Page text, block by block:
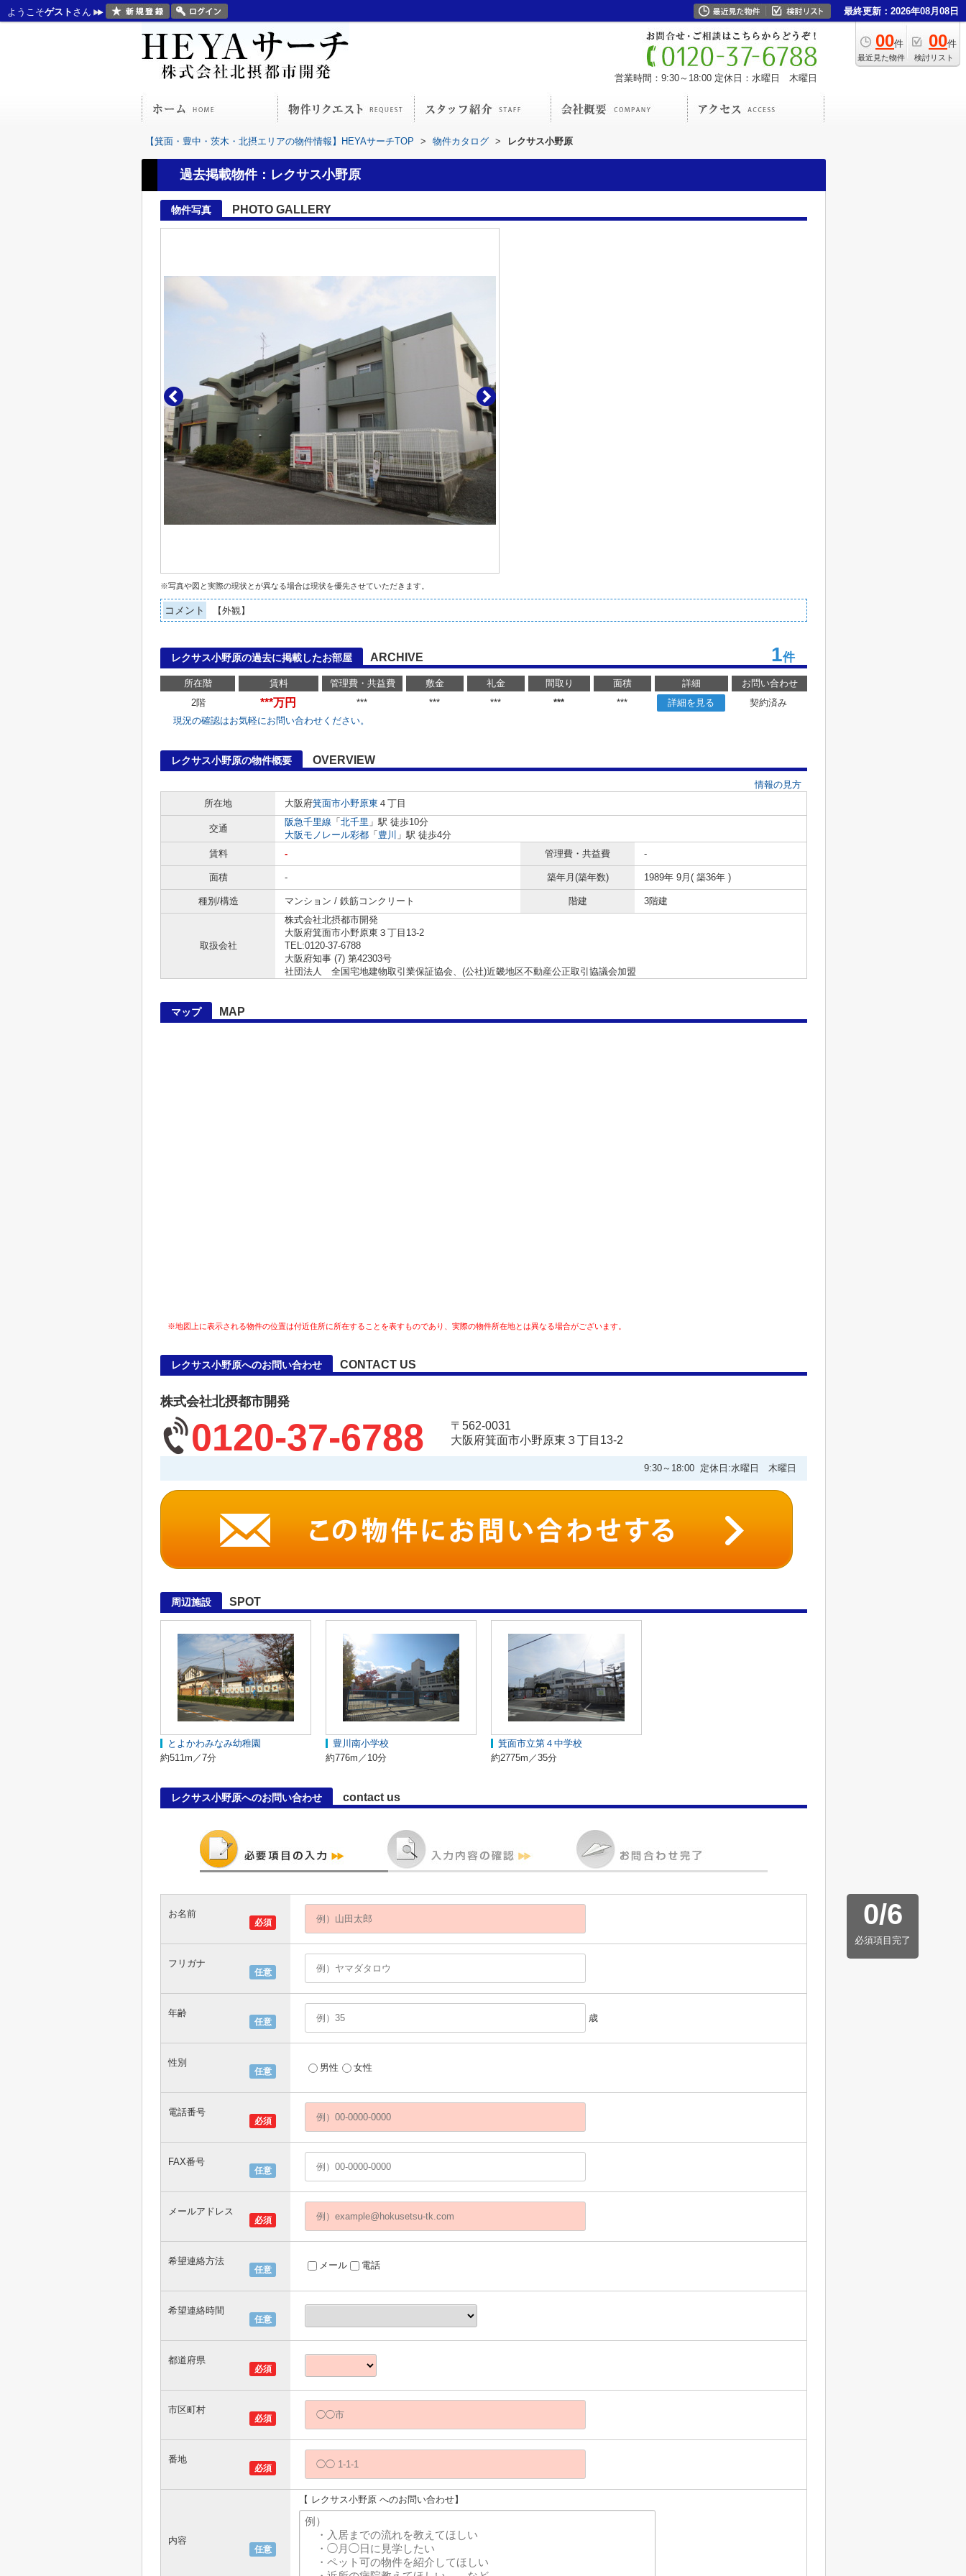
ようこそゲスト さん 最終更新：2026年08月08日
00件
最近見た物件
00件
検討リスト
営業時間：9:30～18:00 定休日：水曜日 木曜日
【箕面・豊中・茨木・北摂エリアの物件情報】HEYAサーチTOP > 物件カタログ > レクサス小野原
過去掲載物件：レクサス小野原
物件写真 PHOTO GALLERY
※写真や図と実際の現状とが異なる場合は現状を優先させていただきます。
コメント 【外観】
レクサス小野原の過去に掲載したお部屋 ARCHIVE 1件
所在階 賃料 管理費・共益費 敷金 礼金 間取り 面積 詳細
お問い合わせ
2階
***万円 *** *** *** *** *** 詳細を見る
契約済み
現況の確認はお気軽にお問い合わせください。
レクサス小野原の物件概要 OVERVIEW
情報の見方
所在地
大阪府箕面市小野原東 ４丁目
交通
阪急千里線 「 北千里 」駅 徒歩10分
大阪モノレール彩都 「 豊川 」駅 徒歩4分
賃料
- 管理費・共益費 -
面積 - 築年月(築年数) 1989年 9月( 築36年 )
種別/構造 マンション / 鉄筋コンクリート 階建 3階建
取扱会社
株式会社北摂都市開発
大阪府箕面市小野原東３丁目13-2
TEL:0120-37-6788
大阪府知事 (7) 第42303号
社団法人 全国宅地建物取引業保証協会、(公社)近畿地区不動産公正取引協議会加盟
マップ MAP
※地図上に表示される物件の位置は付近住所に所在することを表すものであり、実際の物件所在地とは異なる場合がございます。
レクサス小野原へのお問い合わせ CONTACT US
株式会社北摂都市開発
0120-37-6788
〒562-0031
大阪府箕面市小野原東３丁目13-2
9:30～18:00 定休日:水曜日 木曜日
周辺施設 SPOT
とよかわみなみ幼稚園
約511m／7分
豊川南小学校
約776m／10分
箕面市立第４中学校
約2775m／35分
レクサス小野原へのお問い合わせ contact us
0/6
必須項目完了
必須
お名前
任意
フリガナ
任意
年齢 歳
任意
性別 男性 女性
必須
電話番号
任意
FAX番号
必須
メールアドレス
任意
希望連絡方法 メール 電話
任意
希望連絡時間
必須
都道府県
必須
市区町村
必須
番地
任意
内容
【 レクサス小野原 へのお問い合わせ】